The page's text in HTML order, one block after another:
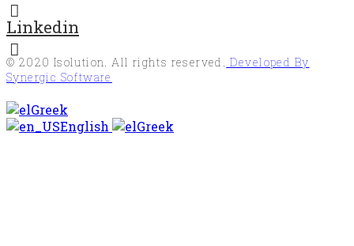
Linkedin
© 2020 Isolution. All rights reserved. Developed By
Synergic Software
Greek
English
Greek